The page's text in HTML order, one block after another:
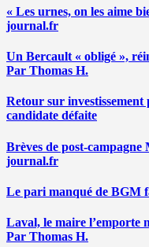
« Les urnes, on les aime
journal.fr
Un Bercault « obligé »,
Par Thomas H.
Retour sur
candidate défaite
Brèves de post-
journal.fr
Le pari manqué de BGM
Laval, le maire l’emporte
Par Thomas H.